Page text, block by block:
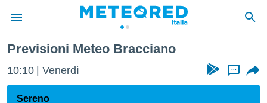
di
Previsioni Meteo Bracciano
10:10 Venerdì ...
Sereno